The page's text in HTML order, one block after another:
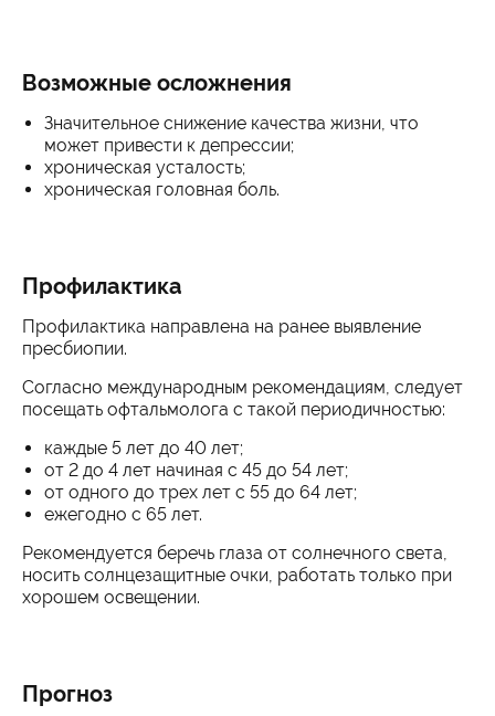
Возможные осложнения
Значительное снижение качества жизни, что
может привести к депрессии;
хроническая усталость;
хроническая головная боль.
Профилактика
Профилактика направлена на ранее выявление
пресбиопии.
Согласно международным рекомендациям, следует
посещать офтальмолога с такой периодичностью:
каждые 5 лет до 40 лет;
от 2 до 4 лет начиная с 45 до 54 лет;
от одного до трех лет с 55 до 64 лет;
ежегодно с 65 лет.
Рекомендуется беречь глаза от солнечного света,
носить солнцезащитные очки, работать только при
хорошем освещении.
Прогноз